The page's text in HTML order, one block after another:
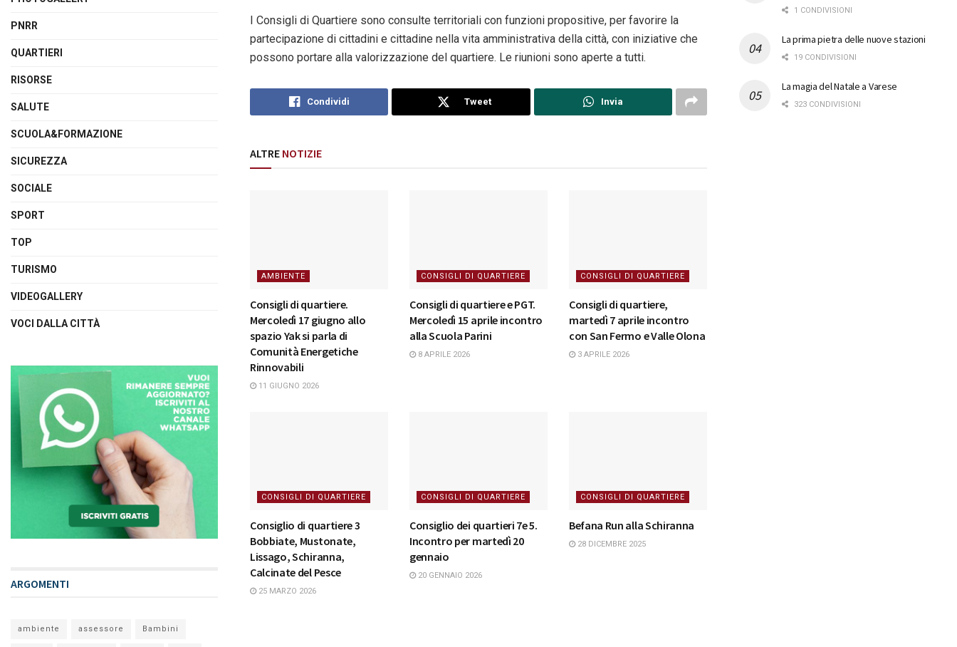
I Consigli di Quartiere sono consulte territoriali con funzioni propositive, per favorire la
partecipazione di cittadini e cittadine nella vita amministrativa della città, con iniziative che
possono portare alla valorizzazione del quartiere. Le riunioni sono aperte a tutti.
Condividi Tweet Invia
ALTRE NOTIZIE
AMBIENTE
Consigli di quartiere.
Mercoledì 17 giugno allo
spazio Yak si parla di
Comunità Energetiche
Rinnovabili
11 GIUGNO 2026
CONSIGLI DI QUARTIERE
Consigli di quartiere e PGT.
Mercoledì 15 aprile incontro
alla Scuola Parini
8 APRILE 2026
CONSIGLI DI QUARTIERE
Consigli di quartiere,
martedì 7 aprile incontro
con San Fermo e Valle Olona
3 APRILE 2026
CONSIGLI DI QUARTIERE
Consiglio di quartiere 3
Bobbiate, Mustonate,
Lissago, Schiranna,
Calcinate del Pesce
25 MARZO 2026
CONSIGLI DI QUARTIERE
Consiglio dei quartieri 7e 5.
Incontro per martedì 20
gennaio
20 GENNAIO 2026
CONSIGLI DI QUARTIERE
Befana Run alla Schiranna
28 DICEMBRE 2025
PNRR
QUARTIERI
RISORSE
SALUTE
SCUOLA&FORMAZIONE
SICUREZZA
SOCIALE
SPORT
TOP
TURISMO
VIDEOGALLERY
VOCI DALLA CITTÀ
ARGOMENTI
ambiente assessore Bambini
1 CONDIVISIONI
La prima pietra delle nuove stazioni
19 CONDIVISIONI
La magia del Natale a Varese
323 CONDIVISIONI